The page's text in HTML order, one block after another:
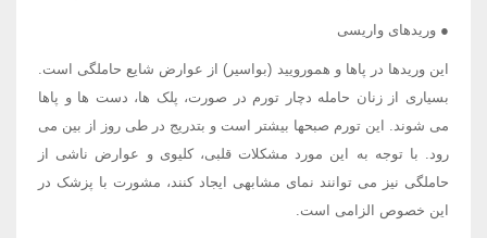
● وریدهای واریسی
این وریدها در پاها و همورویید (بواسیر) از عوارض شایع حاملگی است.
بسیاری از زنان حامله دچار تورم در صورت، پلک ها، دست ها و پاها
می شوند. این تورم صبحها بیشتر است و بتدریج در طی روز از بین می
رود. با توجه به این مورد مشکلات قلبی، کلیوی و عوارض ناشی از
حاملگی نیز می توانند نمای مشابهی ایجاد کنند، مشورت با پزشک در
این خصوص الزامی است.